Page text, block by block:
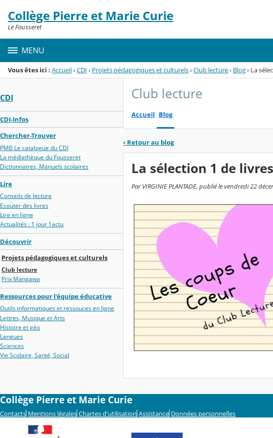
Menu de la rubrique
Contenu
Collège Pierre et Marie Curie
Le Fousseret
MENU
Vous êtes ici : Accueil›CDI › Projets pédagogiques et culturels›Club lecture› Blog› La
CDI
CDI-Infos
Chercher-Trouver
PMB Le catalogue du CDI
La médiathèque du Fousseret
Dictionnaires, Manuels scolaires
Lire
Conseils de lecture
Ecouter des livres
Lire en ligne
Actualités : 1 jour 1actu
Découvrir
Projets pédagogiques et culturels
Club lecture
Prix Mangawa
Ressources pour l'équipe éducative
Outils informatiques et ressouces en ligne
Lettres, Musique et Arts
Histoire et géo
Langues
Sciences
Vie Scolaire, Santé, Social
Club lecture
Accueil Blog
‹ Retour au blog
La sélection 1 de
Par VIRGINIE PLANTADE, publié le vendredi 22
Collège Pierre et Marie Curie
Contacts Mentions légales Chartes d'utilisation Assistance Données personnelles